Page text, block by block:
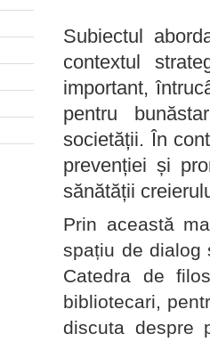
Subiectul
contextul
important,
pentru
societății. În
prevenției și
sănătății
Prin această
spațiu de dialog
Catedra de
bibliotecari,
discuta despre